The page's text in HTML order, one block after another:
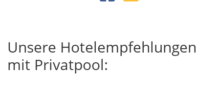
Unsere Hotelempfehlungen
mit Privatpool: